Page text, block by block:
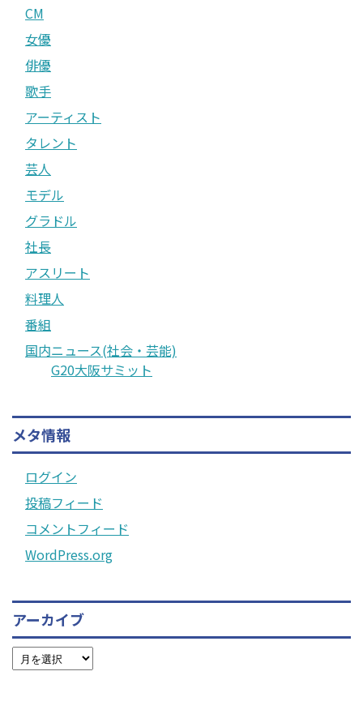
CM
女優
俳優
歌手
アーティスト
タレント
芸人
モデル
グラドル
社長
アスリート
料理人
番組
国内ニュース(社会・芸能)
G20大阪サミット
メタ情報
ログイン
投稿フィード
コメントフィード
WordPress.org
アーカイブ